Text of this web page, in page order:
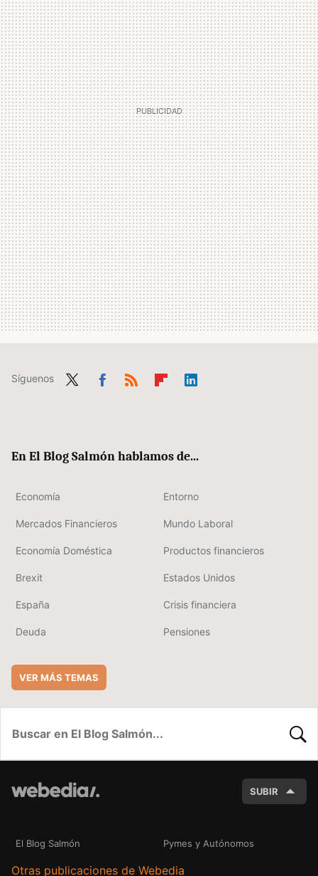
Síguenos
En El Blog Salmón hablamos de...
Economía Entorno
Mercados Financieros Mundo Laboral
Economía Doméstica Productos financieros
Brexit Estados Unidos
España Crisis financiera
Deuda Pensiones
VER MÁS TEMAS
SUBIR
El Blog Salmón Pymes y Autónomos
Otras publicaciones de Webedia